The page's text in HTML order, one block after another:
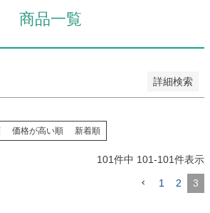
商品一覧
詳細検索
キーワードヒット順
検索
価格が高い順 新着順
101件中 101-101件表示
1 2 3